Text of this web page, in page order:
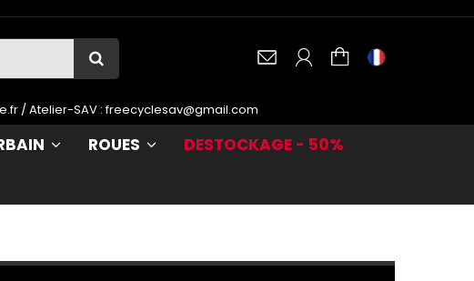
/ Atelier-SAV :freecyclesav@gmail.com
ROUES
DESTOCKAGE - 50%